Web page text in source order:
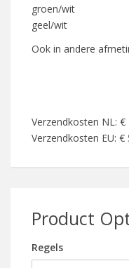
groen/wit
geel/wit
Ook in andere
Verzendkosten NL: €
Verzendkosten EU: €
Product
Regels